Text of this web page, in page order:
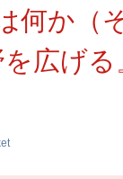
何か（
を広げ